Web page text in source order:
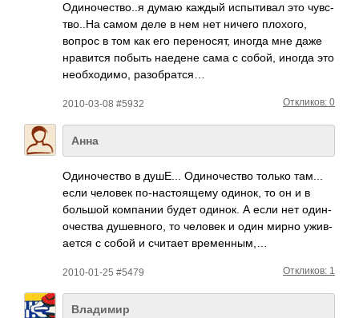
Один­очес­тво..я думаю каждый испы­тивал это чувс­
тво.­.На самом деле в нем нет ничего плох­ого,
вопрос в том как его пере­носят, иногда мне даже
нрав­ится побыть наедене сама с собой, иногда это
необ­ходи­мо, разо­братся…
2010-03-08 #5932 Откликов: 0
Анна
Один­очес­тво в душЕ... Один­очес­тво только там...
если человек по-н­асто­ящему одинок, то он и в
большой комп­ании будет одинок. А если нет один­
очес­тва душе­вного, то человек и один мирно ужив­
ается с собой и считает врем­енным,…
2010-01-25 #5479 Откликов: 1
Владимир